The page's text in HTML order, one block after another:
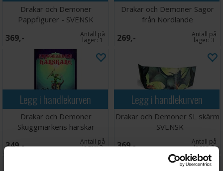
Drakar och Demoner
Pappfigurer - SVENSK
369,- Antall på
lager:1
Drakar och Demoner Sagor
från Nordlande
269,- Antall på
lager:3
Legg i handlekurven
Drakar och Demoner
Skuggmarkens härskar
349,- Antall på
lager:3
Legg i handlekurven
Drakar och Demoner SL skärm
- SVENSK
369,- Antall på
lager:2